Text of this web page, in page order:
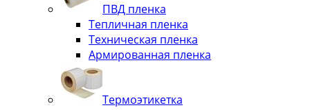
ПВД пленка
Тепличная пленка
Техническая пленка
Армированная пленка
Термоэтикетка